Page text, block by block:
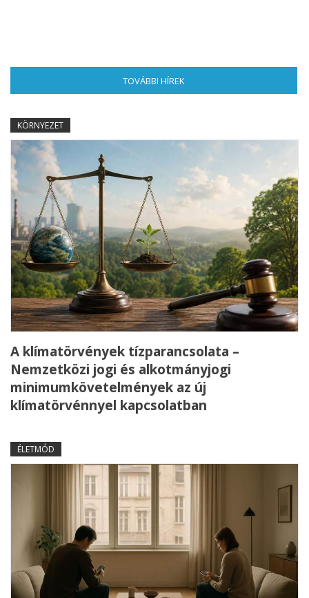
TOVÁBBI HÍREK
KÖRNYEZET
A klímatörvények tízparancsolata –
Nemzetközi jogi és alkotmányjogi
minimumkövetelmények az új
klímatörvénnyel kapcsolatban
ÉLETMÓD